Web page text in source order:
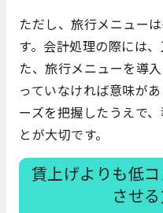
ただし、旅行メニュー
す。会計処理の際には
た、旅行メニューを導
っていなければ意味が
ーズを把握したうえで
とが大切です。
賃上げよりも低
させ